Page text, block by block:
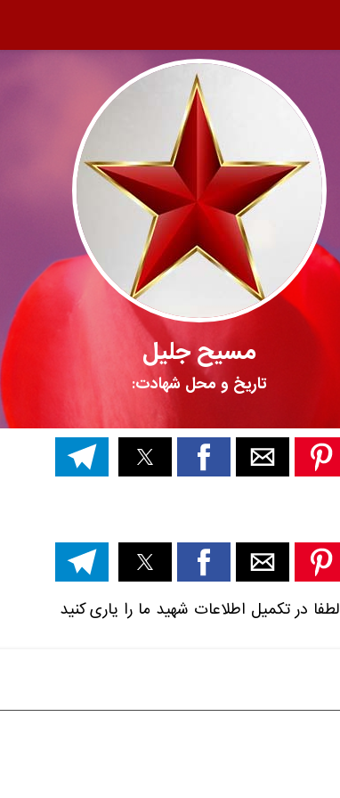
مسیح جلیل
تاریخ و محل شهادت:
لطفا در تکمیل اطلاعات شهید ما را یاری کنید